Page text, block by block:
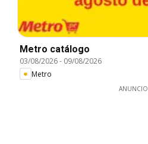
Metro catálogo
03/08/2026- 09/08/2026
Metro
ANUNCIO